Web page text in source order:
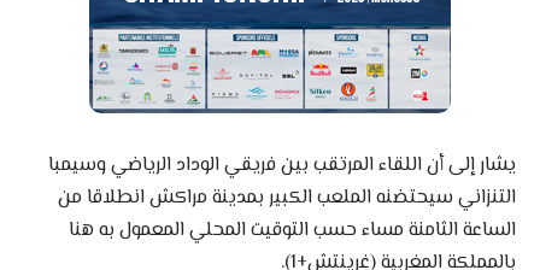
يشار إلى أن اللقاء المرتقب بين فريقي الوداد الرياضي وسيمبا
التنزاني سيحتضنه الملعب الكبير بمدينة مراكش انطلاقا من
الساعة الثامنة مساء حسب التوقيت المحلي المعمول به هنا
بالمملكة المغربية (غرينتش+1).